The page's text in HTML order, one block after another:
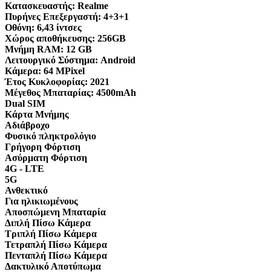
Κατασκευαστής: Realme
Πυρήνες Επεξεργαστή: 4+3+1
Οθόνη: 6,43 ίντσες
Χώρος αποθήκευσης: 256GB
Μνήμη RAM: 12 GB
Λειτουργικό Σύστημα: Android
Κάμερα: 64 MPixel
Έτος Κυκλοφορίας: 2021
Μέγεθος Μπαταρίας: 4500mAh
Dual SIM
Κάρτα Μνήμης
Αδιάβροχο
Φυσικό πληκτρολόγιο
Γρήγορη Φόρτιση
Ασύρματη Φόρτιση
4G - LTE
5G
Ανθεκτικό
Για ηλικιωμένους
Αποσπώμενη Μπαταρία
Διπλή Πίσω Κάμερα
Τριπλή Πίσω Κάμερα
Τετραπλή Πίσω Κάμερα
Πενταπλή Πίσω Κάμερα
Δακτυλικό Αποτύπωμα